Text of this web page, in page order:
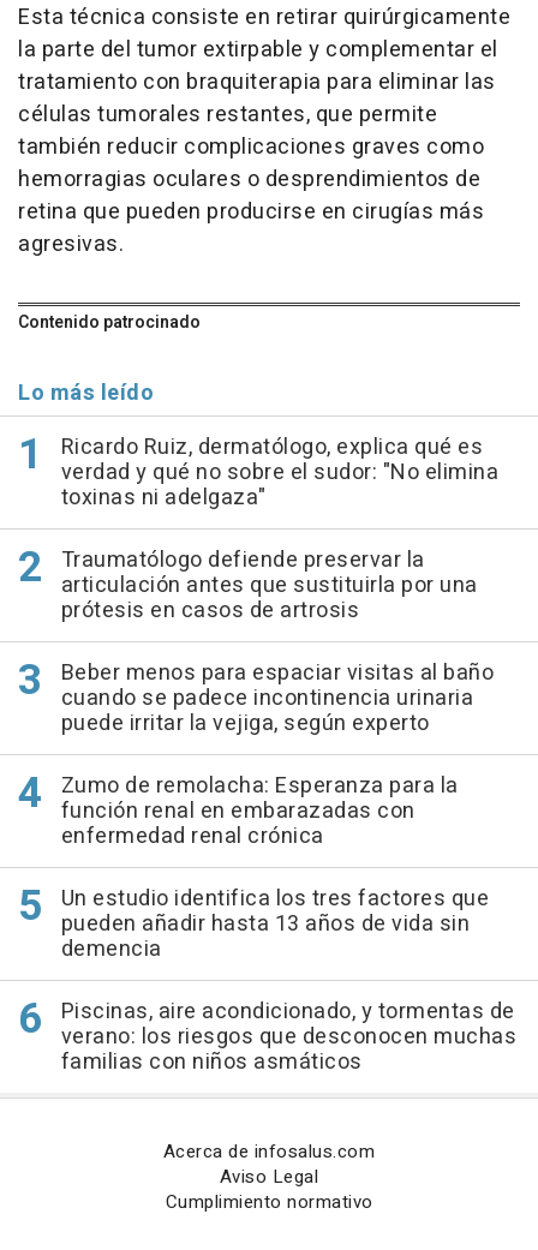
Esta técnica consiste en retirar quirúrgicamente
la parte del tumor extirpable y complementar el
tratamiento con braquiterapia para eliminar las
células tumorales restantes, que permite
también reducir complicaciones graves como
hemorragias oculares o desprendimientos de
retina que pueden producirse en cirugías más
agresivas.
Contenido patrocinado
Lo más leído
Ricardo Ruiz, dermatólogo, explica qué es
verdad y qué no sobre el sudor: "No elimina
toxinas ni adelgaza"
Traumatólogo defiende preservar la
articulación antes que sustituirla por una
prótesis en casos de artrosis
Beber menos para espaciar visitas al baño
cuando se padece incontinencia urinaria
puede irritar la vejiga, según experto
Zumo de remolacha: Esperanza para la
función renal en embarazadas con
enfermedad renal crónica
Un estudio identifica los tres factores que
pueden añadir hasta 13 años de vida sin
demencia
Piscinas, aire acondicionado, y tormentas de
verano: los riesgos que desconocen muchas
familias con niños asmáticos
Acerca de infosalus.com
Aviso Legal
Cumplimiento normativo